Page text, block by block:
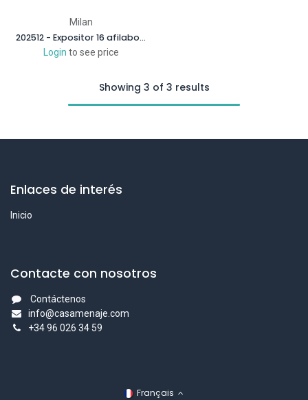
Milan
202512 - Expositor 16 afilaborras stick milan
Login to see price
Showing 3 of 3 results
Enlaces de interés
Inicio
Contacte con nosotros
Contáctenos
info@casamenaje.com
+34 96 026 34 59
Français